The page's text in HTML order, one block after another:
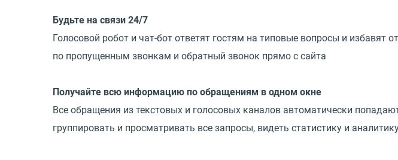
Будьте на связи 24/7
Голосовой робот и чат-бот ответят гостям на типовые вопросы и избавят
по пропущенным звонкам и обратный звонок прямо с сайта
Получайте всю информацию по обращениям в одном окне
Все обращения из текстовых и голосовых каналов автоматически
группировать и просматривать все запросы, видеть статистику и